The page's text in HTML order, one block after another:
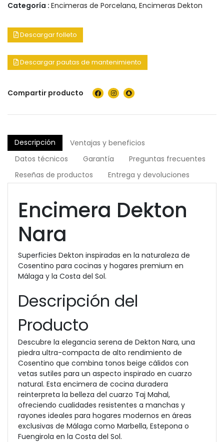
Categoría : Encimeras de Porcelana, Encimeras Dekton
Descargar folleto
Descargar pautas de mantenimiento
Compartir producto
Descripción
Ventajas y beneficios
Datos técnicos
Garantía
Preguntas frecuentes
Reseñas de productos
Entrega y devoluciones
Encimera Dekton
Nara
Superficies Dekton inspiradas en la naturaleza de
Cosentino para cocinas y hogares premium en
Málaga y la Costa del Sol.
Descripción del
Producto
Descubre la elegancia serena de Dekton Nara, una
piedra ultra-compacta de alto rendimiento de
Cosentino que combina tonos beige cálidos con
vetas sutiles para un aspecto inspirado en cuarzo
natural. Esta encimera de cocina duradera
reinterpreta la belleza del cuarzo Taj Mahal,
ofreciendo cualidades resistentes a manchas y
rayones ideales para hogares modernos en áreas
exclusivas de Málaga como Marbella, Estepona o
Fuengirola en la Costa del Sol.